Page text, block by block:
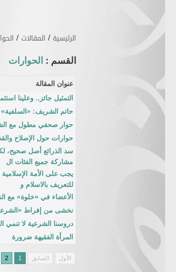
الرئيسية / المقالات /
القسم : الحوارات
عنوان المقالة
التمثيل جائز.. وعلينا
حاتم الشريف:
حوار صحفي مطول مع
حوارات حول الإصلاح
سد الذرائع أصل صحيح،
مشاركة جميع الفئات ال
يجب على الأمة الإسلامية
للتعريف بالاسلام و
الأعضاء في «خلوة» مع
نخشى من إفراط
دروسنا الشرعية لا تنمي
المرأة الفقيهة ضرورة
الأول السابق 1
2